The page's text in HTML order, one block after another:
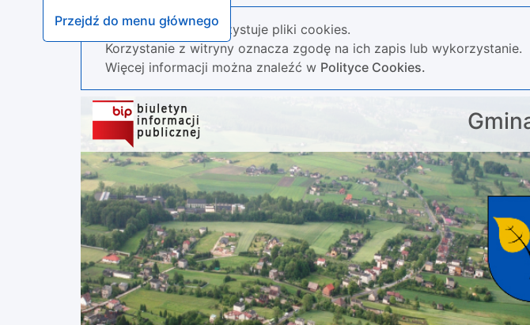
Przejdź do menu głównego
Nasza strona wykorzystuje pliki cookies.
Korzystanie z witryny oznacza zgodę na ich zapis lub wykorzystanie.
Więcej informacji można znaleźć w Polityce Cookies.